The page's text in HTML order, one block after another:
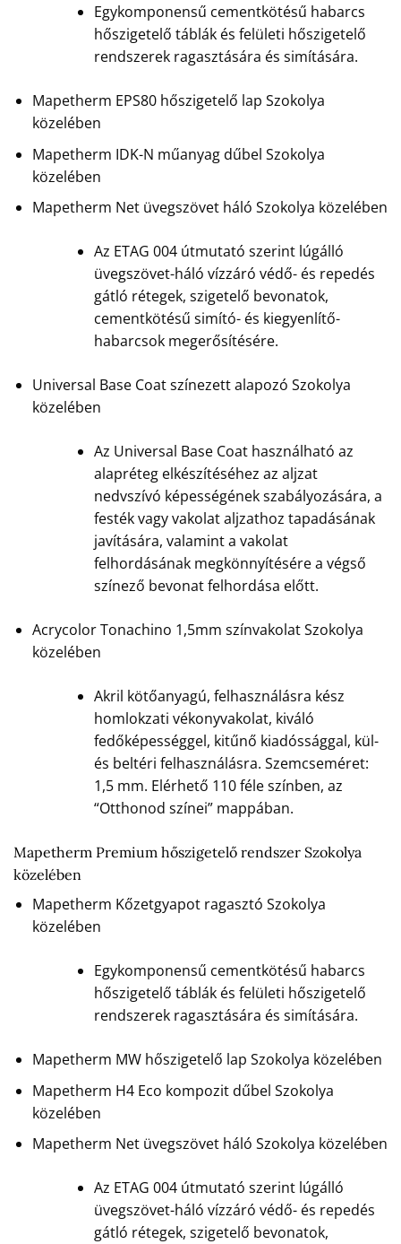
Egykomponensű cementkötésű habarcs
hőszigetelő táblák és felületi hőszigetelő
rendszerek ragasztására és simítására.
Mapetherm EPS80 hőszigetelő lap Szokolya
közelében
Mapetherm IDK-N műanyag dűbel Szokolya
közelében
Mapetherm Net üvegszövet háló Szokolya közelében
Az ETAG 004 útmutató szerint lúgálló
üvegszövet-háló vízzáró védő- és repedés
gátló rétegek, szigetelő bevonatok,
cementkötésű simító- és kiegyenlítő-
habarcsok megerősítésére.
Universal Base Coat színezett alapozó Szokolya
közelében
Az Universal Base Coat használható az
alapréteg elkészítéséhez az aljzat
nedvszívó képességének szabályozására, a
festék vagy vakolat aljzathoz tapadásának
javítására, valamint a vakolat
felhordásának megkönnyítésére a végső
színező bevonat felhordása előtt.
Acrycolor Tonachino 1,5mm színvakolat Szokolya
közelében
Akril kötőanyagú, felhasználásra kész
homlokzati vékonyvakolat, kiváló
fedőképességgel, kitűnő kiadóssággal, kül-
és beltéri felhasználásra. Szemcseméret:
1,5 mm. Elérhető 110 féle színben, az
“Otthonod színei” mappában.
Mapetherm Premium hőszigetelő rendszer Szokolya
közelében
Mapetherm Kőzetgyapot ragasztó Szokolya
közelében
Egykomponensű cementkötésű habarcs
hőszigetelő táblák és felületi hőszigetelő
rendszerek ragasztására és simítására.
Mapetherm MW hőszigetelő lap Szokolya közelében
Mapetherm H4 Eco kompozit dűbel Szokolya
közelében
Mapetherm Net üvegszövet háló Szokolya közelében
Az ETAG 004 útmutató szerint lúgálló
üvegszövet-háló vízzáró védő- és repedés
gátló rétegek, szigetelő bevonatok,